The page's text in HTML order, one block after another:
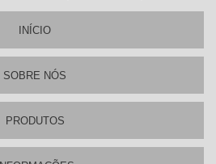
INÍ­CIO
SOBRE NÓS
PRODUTOS